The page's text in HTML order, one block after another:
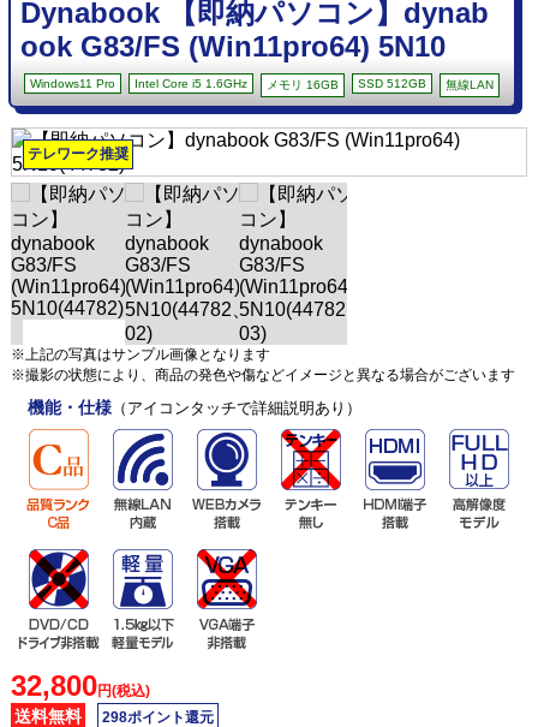
Dynabook 【即納パソコン】dynab
ook G83/FS (Win11pro64) 5N10
Windows11 Pro Intel Core i5 1.6GHz メモリ 16GB SSD 512GB 無線LAN
テレワーク推奨
※上記の写真はサンプル画像となります
※撮影の状態により、商品の発色や傷などイメージと異なる場合がございます
機能・仕様（アイコンタッチで詳細説明あり）
32,800円(税込)
送料無料 298ポイント還元